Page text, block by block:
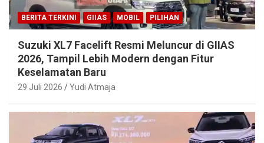
BERITA TERKINI GIIAS MOBIL PILIHAN
Suzuki XL7 Facelift Resmi Meluncur di GIIAS
2026, Tampil Lebih Modern dengan Fitur
Keselamatan Baru
29 Juli 2026 Yudi Atmaja